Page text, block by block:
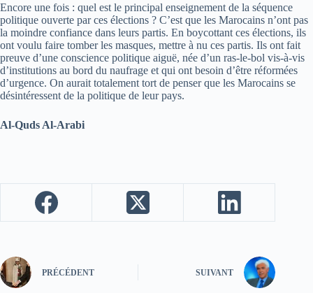
Encore une fois : quel est le principal enseignement de la séquence
politique ouverte par ces élections ? C’est que les Marocains n’ont pas
la moindre confiance dans leurs partis. En boycottant ces élections, ils
ont voulu faire tomber les masques, mettre à nu ces partis. Ils ont fait
preuve d’une conscience politique aiguë, née d’un ras-le-bol vis-à-vis
d’institutions au bord du naufrage et qui ont besoin d’être réformées
d’urgence. On aurait totalement tort de penser que les Marocains se
désintéressent de la politique de leur pays.
Al-Quds Al-Arabi
PRÉCÉDENT SUIVANT